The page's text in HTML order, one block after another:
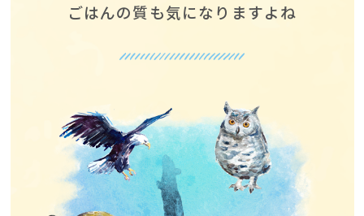
ごはんの質も気になりますよね